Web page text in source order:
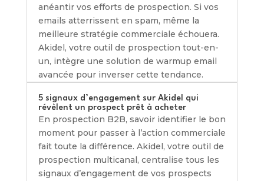
anéantir vos efforts de prospection. Si vos
emails atterrissent en spam, même la
meilleure stratégie commerciale échouera.
Akidel, votre outil de prospection tout-en-
un, intègre une solution de warmup email
avancée pour inverser cette tendance.
5 signaux d’engagement sur Akidel qui
révèlent un prospect prêt à acheter
En prospection B2B, savoir identifier le bon
moment pour passer à l’action commerciale
fait toute la différence. Akidel, votre outil de
prospection multicanal, centralise tous les
signaux d’engagement de vos prospects